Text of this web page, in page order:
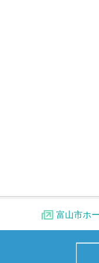
富山市ホ